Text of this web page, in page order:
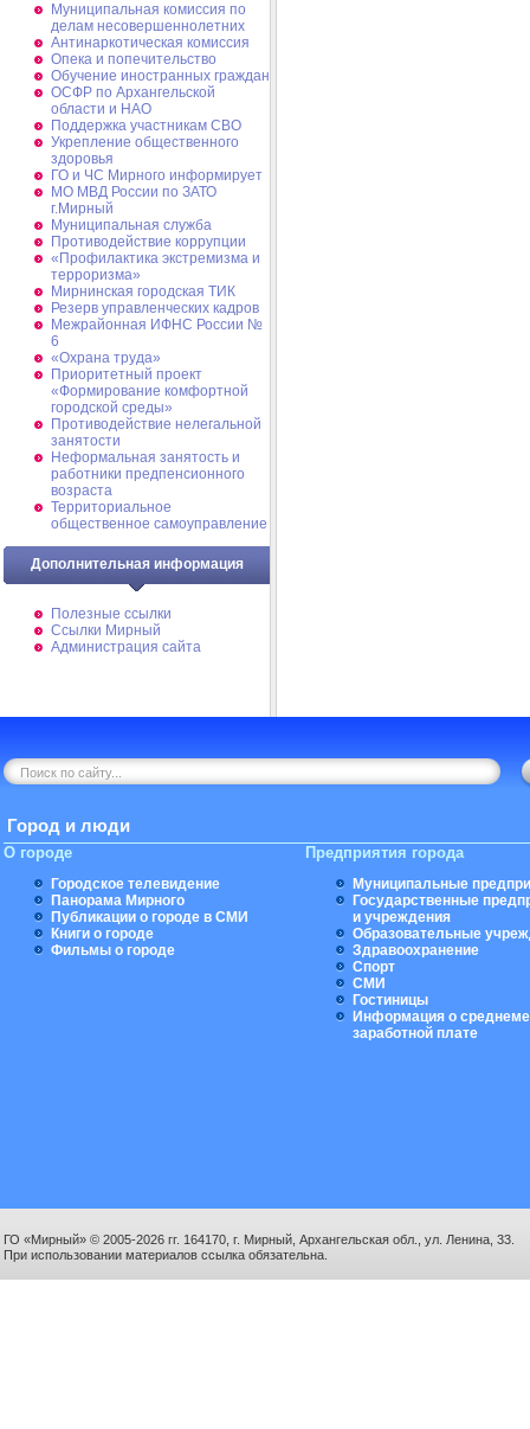
Муниципальная комиссия по
делам несовершеннолетних
Антинаркотическая комиссия
Опека и попечительство
Обучение иностранных граждан
ОСФР по Архангельской
области и НАО
Поддержка участникам СВО
Укрепление общественного
здоровья
ГО и ЧС Мирного информирует
МО МВД России по ЗАТО
г.Мирный
Муниципальная cлужба
Противодействие коррупции
«Профилактика экстремизма и
терроризма»
Мирнинская городская ТИК
Резерв управленческих кадров
Межрайонная ИФНС России №
6
«Охрана труда»
Приоритетный проект
«Формирование комфортной
городской среды»
Противодействие нелегальной
занятости
Неформальная занятость и
работники предпенсионного
возраста
Территориальное
общественное самоуправление
Дополнительная информация
Полезные ссылки
Ссылки Мирный
Администрация сайта
Город и люди
О городе
Городское телевидение
Панорама Мирного
Публикации о городе в СМИ
Книги о городе
Фильмы о городе
Предприятия города
Муниципальные
Государственные
и учреждения
Образовательные
Здравоохранение
Спорт
СМИ
Гостиницы
Информация о
заработной плате
ГО «Мирный» © 2005-2026 гг. 164170, г. Мирный, Архангельская обл., ул. Ленина, 33.
При использовании материалов ссылка обязательна.